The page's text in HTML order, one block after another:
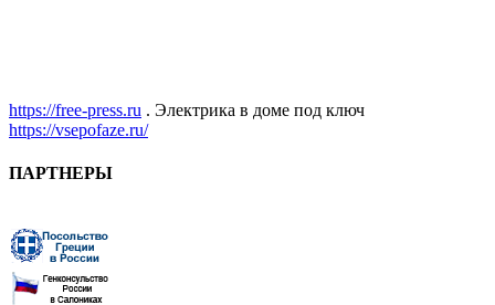
https://free-press.ru . Электрика в доме под ключ
https://vsepofaze.ru/
ПАРТНЕРЫ